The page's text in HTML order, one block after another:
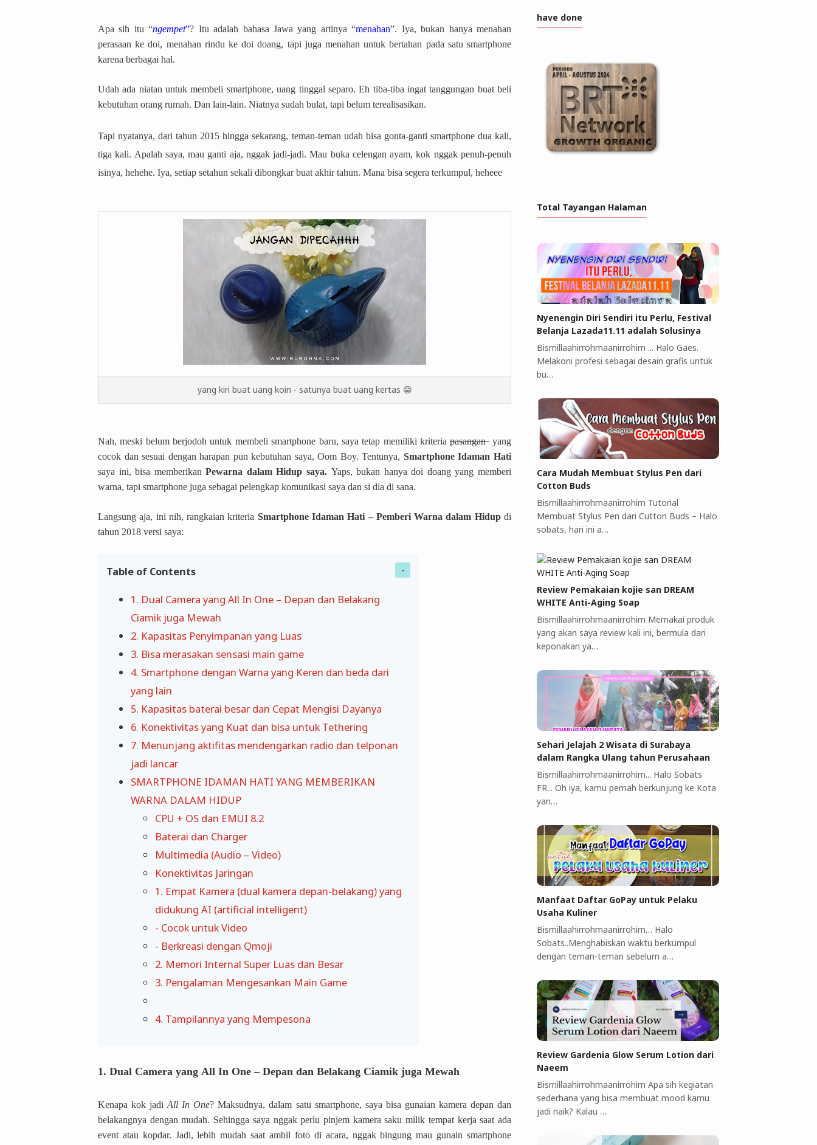
Apa sih itu “ngempet”? Itu adalah bahasa Jawa yang artinya “menahan”. Iya, bukan hanya menahan
perasaan ke doi, menahan rindu ke doi doang, tapi juga menahan untuk bertahan pada satu smartphone
karena berbagai hal.
Udah ada niatan untuk membeli smartphone, uang tinggal separo. Eh tiba-tiba ingat tanggungan buat beli
kebutuhan orang rumah. Dan lain-lain. Niatnya sudah bulat, tapi belum terealisasikan.
Tapi nyatanya, dari tahun 2015 hingga sekarang, teman-teman udah bisa gonta-ganti smartphone dua kali,
tiga kali. Apalah saya, mau ganti aja, nggak jadi-jadi. Mau buka celengan ayam, kok nggak penuh-penuh
isinya, hehehe. Iya, setiap setahun sekali dibongkar buat akhir tahun. Mana bisa segera terkumpul, heheee
yang kiri buat uang koin - satunya buat uang kertas 😁
Nah, meski belum berjodoh untuk membeli smartphone baru, saya tetap memiliki kriteriapasangan yang
cocok dan sesuai dengan harapan pun kebutuhan saya, Oom Boy. Tentunya, Smartphone Idaman Hati
saya ini, bisa memberikanPewarna dalam Hidup saya. Yaps, bukan hanya doi doang yang memberi
warna, tapi smartphone juga sebagai pelengkap komunikasi saya dan si dia di sana.
Langsung aja, ini nih, rangkaian kriteria Smartphone Idaman Hati – Pemberi Warna dalam Hidupdi
tahun 2018 versi saya:
Table of Contents
1. Dual Camera yang All In One – Depan dan Belakang
Ciamik juga Mewah
2. Kapasitas Penyimpanan yang Luas
3. Bisa merasakan sensasi main game
4. Smartphone dengan Warna yang Keren dan beda dari
yang lain
5. Kapasitas baterai besar dan Cepat Mengisi Dayanya
6. Konektivitas yang Kuat dan bisa untuk Tethering
7. Menunjang aktifitas mendengarkan radio dan telponan
jadi lancar
SMARTPHONE IDAMAN HATI YANG MEMBERIKAN
WARNA DALAM HIDUP
CPU + OS dan EMUI 8.2
Baterai dan Charger
Multimedia (Audio – Video)
Konektivitas Jaringan
1. Empat Kamera (dual kamera depan-belakang) yang
didukung AI (artificial intelligent)
- Cocok untuk Video
- Berkreasi dengan Qmoji
2. Memori Internal Super Luas dan Besar
3. Pengalaman Mengesankan Main Game
4. Tampilannya yang Mempesona
1. Dual Camera yang All In One – Depan dan Belakang Ciamik juga Mewah
Kenapa kok jadiAll In One? Maksudnya, dalam satu smartphone, saya bisa gunaian kamera depan dan
belakangnya dengan mudah. Sehingga saya nggak perlu pinjem kamera saku milik tempat kerja saat ada
event atau kopdar. Jadi, lebih mudah saat ambil foto di acara, nggak bingung mau gunain smartphone
have done
Total Tayangan Halaman
Nyenengin Diri Sendiri itu Perlu, Festival
Belanja Lazada11.11 adalah Solusinya
Bismillaahirrohmaanirrohim ... Halo Gaes.
Melakoni profesi sebagai desain grafis untuk
bu…
Cara Mudah Membuat Stylus Pen dari
Cotton Buds
Bismillaahirrohmaanirrohim Tutorial
Membuat Stylus Pen dari Cutton Buds ‎–‎ Halo
sobats, hari ini a…
Review Pemakaian kojie san DREAM
WHITE Anti-Aging Soap
Bismillaahirrohmaanirrohim Memakai produk
yang akan saya review kali ini, bermula dari
keponakan ya…
Sehari Jelajah 2 Wisata di Surabaya
dalam Rangka Ulang tahun Perusahaan
Bismillaahirrohmaanirrohim... Halo Sobats
FR... Oh iya, kamu pernah berkunjung ke Kota
yan…
Manfaat Daftar GoPay untuk Pelaku
Usaha Kuliner ‎
Bismillaahirrohmaanirrohim…‎ Halo
Sobats..Menghabiskan waktu berkumpul
dengan teman-teman sebelum a…
Review Gardenia Glow Serum Lotion dari
Naeem
Bismillaahirrohmaanirrohim Apa sih kegiatan
sederhana yang bisa membuat mood kamu
jadi naik? Kalau …